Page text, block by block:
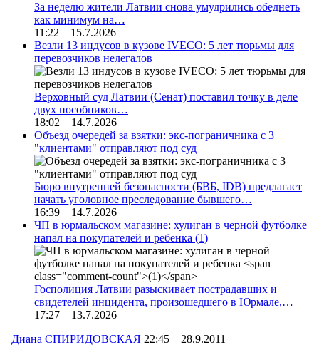
За неделю жители Латвии снова умудрились обеднеть
как минимум на…
11:22 15.7.2026
Везли 13 индусов в кузове IVECO: 5 лет тюрьмы для
перевозчиков нелегалов
Верховный суд Латвии (Сенат) поставил точку в деле
двух пособников…
18:02 14.7.2026
Объезд очередей за взятки: экс-пограничника с 3
"клиентами" отправляют под суд
Бюро внутренней безопасности (БВБ, IDB) предлагает
начать уголовное преследование бывшего…
16:39 14.7.2026
ЧП в юрмальском магазине: хулиган в черной футболке
напал на покупателей и ребенка (1)
Госполиция Латвии разыскивает пострадавших и
свидетелей инцидента, произошедшего в Юрмале,…
17:27 13.7.2026
Диана СПИРИДОВСКАЯ 22:45 28.9.2011